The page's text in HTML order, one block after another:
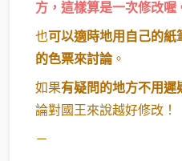
方，這樣算是一次修改喔
也可以適時地用自己的紙
的色票來討論。
如果有疑問的地方不用遲
論對國王來說越好修改！
－